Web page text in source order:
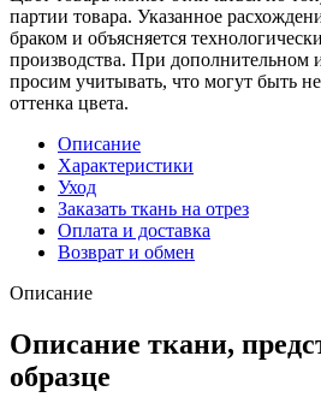
партии товара. Указанное
браком и объясняется
производства. При дополнительном
просим учитывать, что могут быть
оттенка цвета.
Описание
Характеристики
Уход
Заказать ткань на отрез
Оплата и доставка
Возврат и обмен
Описание
Описание ткани,
образце